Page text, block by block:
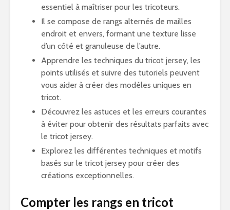
essentiel à maîtriser pour les tricoteurs.
Il se compose de rangs alternés de mailles
endroit et envers, formant une texture lisse
d’un côté et granuleuse de l’autre.
Apprendre les techniques du tricot jersey, les
points utilisés et suivre des tutoriels peuvent
vous aider à créer des modèles uniques en
tricot.
Découvrez les astuces et les erreurs courantes
à éviter pour obtenir des résultats parfaits avec
le tricot jersey.
Explorez les différentes techniques et motifs
basés sur le tricot jersey pour créer des
créations exceptionnelles.
Compter les rangs en tricot